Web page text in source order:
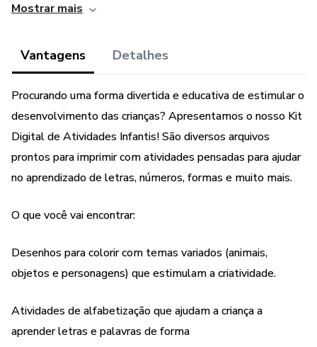
geométricas e contagem.
Jogos educativos, como caça-palavras e ligue os pontos,
para tornar o aprendizado mais divertido.
Benefícios:
Arquivos prontos para imprimir e usar a qualquer momento.
Material ideal para crianças em fase de alfabetização ou
pré-escolar.
Perfeito para pais, educadores e cuidadores que querem
apoiar o aprendizado de forma prática e divertida.
Mostrar mais
Vantagens Detalhes
Procurando uma forma divertida e educativa de estimular o
desenvolvimento das crianças? Apresentamos o nosso Kit
Digital de Atividades Infantis! São diversos arquivos
prontos para imprimir com atividades pensadas para ajudar
no aprendizado de letras, números, formas e muito mais.
O que você vai encontrar:
Desenhos para colorir com temas variados (animais,
objetos e personagens) que estimulam a criatividade.
Atividades de alfabetização que ajudam a criança a
aprender letras e palavras de forma